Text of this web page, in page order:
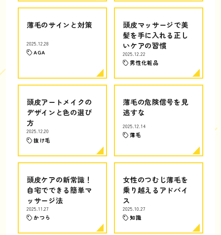
薄毛のサインと対策
2025.12.28
AGA
頭皮マッサージで美
髪を手に入れる正し
いケアの習慣
2025.12.22
男性化粧品
頭皮アートメイクの
デザインと色の選び
方
2025.12.20
抜け毛
薄毛の危険信号を見
逃すな
2025.12.14
薄毛
頭皮ケアの新常識！
自宅でできる簡単マ
ッサージ法
2025.11.27
かつら
女性のつむじ薄毛を
乗り越えるアドバイ
ス
2025.10.27
知識